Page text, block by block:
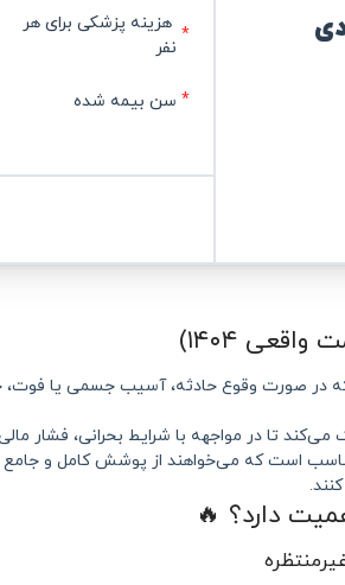
هزینه پزشکی برای هر
نفر
سن بیمه شده
۱۴۰۴)
صورت وقوع حادثه، آسیب جسمی یا فوت،
تا در مواجهه با شرایط بحرانی، فشار
است که می‌خواهند از پوشش کامل و جامع
دارد؟ 🔥